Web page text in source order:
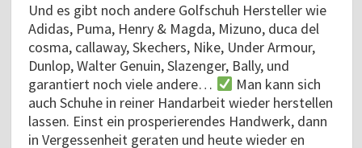
Und es gibt noch andere Golfschuh Hersteller wie
Adidas, Puma, Henry & Magda, Mizuno, duca del
cosma, callaway, Skechers, Nike, Under Armour,
Dunlop, Walter Genuin, Slazenger, Bally, und
garantiert noch viele andere…
Man kann sich
auch Schuhe in reiner Handarbeit wieder herstellen
lassen. Einst ein prosperierendes Handwerk, dann
in Vergessenheit geraten und heute wieder en